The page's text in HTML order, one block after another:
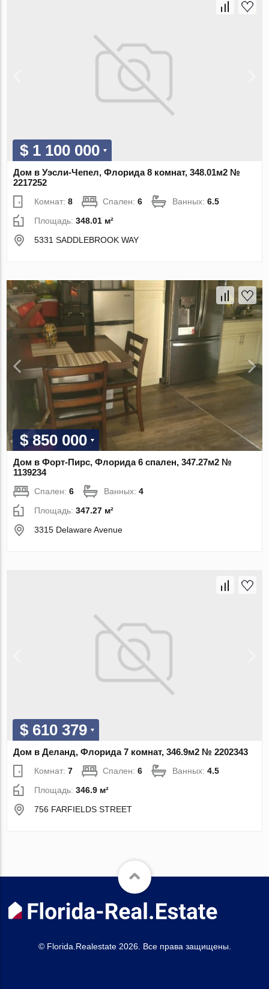
$ 1 100 000
Дом в Уэсли-Чепел, Флорида 8 комнат, 348.01м2 №
2217252
Комнат:8 Спален:6 Ванных:6.5
Площадь:348.01 м²
5331 SADDLEBROOK WAY
$ 850 000
Дом в Форт-Пирс, Флорида 6 спален, 347.27м2 №
1139234
Спален:6 Ванных:4
Площадь:347.27 м²
3315 Delaware Avenue
$ 610 379
Дом в Деланд, Флорида 7 комнат, 346.9м2 № 2202343
Комнат:7 Спален:6 Ванных:4.5
Площадь:346.9 м²
756 FARFIELDS STREET
© Florida.Realestate 2026. Все права защищены.